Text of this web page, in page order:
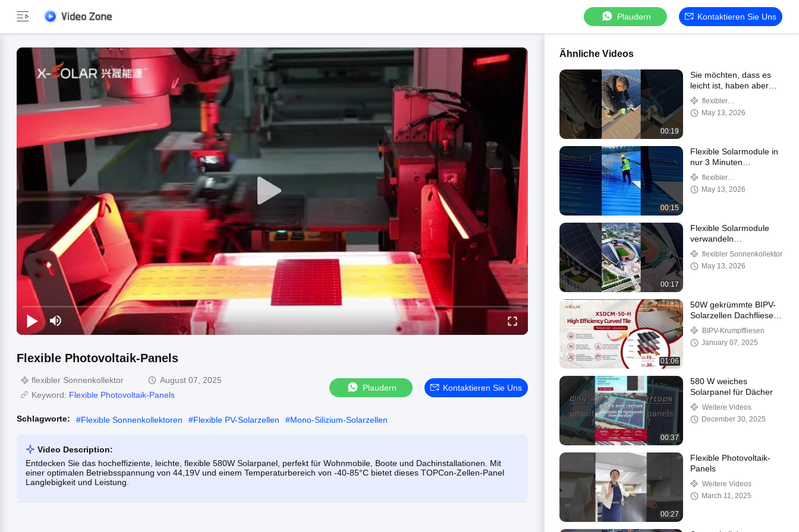
Plaudern Kontaktieren Sie Uns
Flexible Photovoltaik-Panels
flexibler Sonnenkollektor
August 07, 2025
Keyword: Flexible Photovoltaik-Panels
Plaudern Kontaktieren Sie Uns
Schlagworte: #Flexible Sonnenkollektoren #Flexible PV-Solarzellen #Mono-Silizium-Solarzellen
Video Description:
Entdecken Sie das hocheffiziente, leichte, flexible 580W Solarpanel, perfekt für Wohnmobile, Boote und Dachinstallationen. Mit
einer optimalen Betriebsspannung von 44,19V und einem Temperaturbereich von -40-85°C bietet dieses TOPCon-Zellen-Panel
Langlebigkeit und Leistung.
Ähnliche Videos
00:19
Sie möchten, dass es
leicht ist, haben aber
Angst, dass es nicht
stark genug ist?
flexibler
Sonnenkollektor
May 13, 2026
00:15
Flexible Solarmodule in
nur 3 Minuten
installieren – einfach
und schnell.
flexibler
Sonnenkollektor
May 13, 2026
00:17
Flexible Solarmodule
verwandeln
unregelmäßige Dächer in
Stromerzeugungsanlagen
– keine Hindernisse
flexibler Sonnenkollektor
May 13, 2026
01:06
50W gekrümmte BIPV-
Solarzellen Dachfliesen
Kurzschlussspannung
8,62A CE TUV
zertifiziert
BIPV-Krumpffliesen
January 07, 2025
00:37
580 W weiches
Solarpanel für Dächer
Weitere Videos
December 30, 2025
00:27
Flexible Photovoltaik-
Panels
Weitere Videos
March 11, 2025